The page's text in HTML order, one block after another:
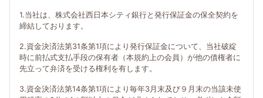
1.当社は、株式会社西日本シティ銀行と発行保証金の保全契約を
締結しております。
2.資金決済法第31条第1項により発行保証金について、当社破綻
時に前払式支払手段の保有者（本規約上の会員）が他の債権者に
先立って弁済を受ける権利を有します。
3.資金決済法第14条第1項により毎年3月末及び９月末の当該未使